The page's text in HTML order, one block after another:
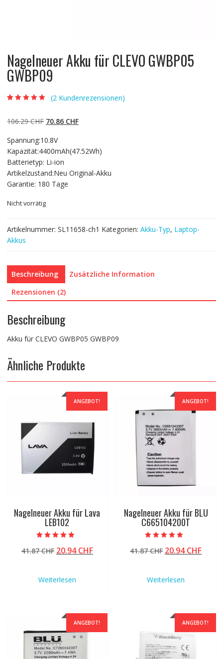
Nagelneuer Akku für CLEVO GWBP05
GWBP09
basierend auf
Kundenbewert
(2 Kundenrezensionen)
106.29CHF Ursprünglicher
war:
106.29 CHF
70.86 CHFAktueller
70.86 CHF.
Spannung:10.8V
Kapazität:4400mAh(47.52Wh)
Batterietyp: Li-ion
Artikelzustand:Neu Original-Akku
Garantie: 180 Tage
Nicht vorrätig
Artikelnummer: SL11658-ch1 Kategorien: Akku-Typ, Laptop-
Akkus
Beschreibung
Zusätzliche Information
Rezensionen (2)
Beschreibung
Akku für CLEVO GWBP05 GWBP09
Ähnliche Produkte
ANGEBOT!
Nagelneuer Akku für Lava
LEB102
5.00
von 5
41.87CHF Ursprünglicher
41.87 CHF
20.94CHFAktueller
Weiterlesen
ANGEBOT!
Nagelneuer Akku für BLU
C665104200T
5.00
von 5
41.87CHF Ursprünglicher
41.87 CHF
20.94CHF
Weiterlesen
ANGEBOT! ANGEBOT!